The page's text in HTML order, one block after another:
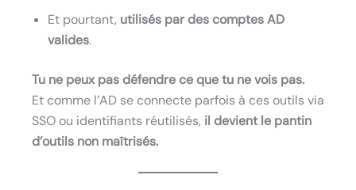
Et pourtant, utilisés par des comptes AD
valides.
Tu ne peux pas défendre ce que tu ne vois pas.
Et comme l’AD se connecte parfois à ces outils via
SSO ou identifiants réutilisés, il devient le pantin
d’outils non maîtrisés.